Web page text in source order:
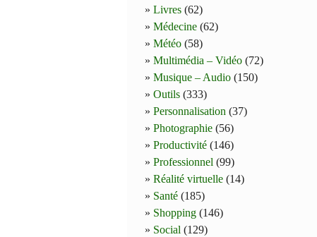
Livres (62)
Médecine (62)
Météo (58)
Multimédia – Vidéo (72)
Musique – Audio (150)
Outils (333)
Personnalisation (37)
Photographie (56)
Productivité (146)
Professionnel (99)
Réalité virtuelle (14)
Santé (185)
Shopping (146)
Social (129)